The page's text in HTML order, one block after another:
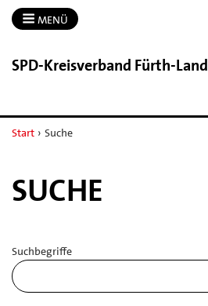
MENÜ
SPD-​Kreisverband Fürth-​Land
Start › Suche
SUCHE
Suchbegriffe